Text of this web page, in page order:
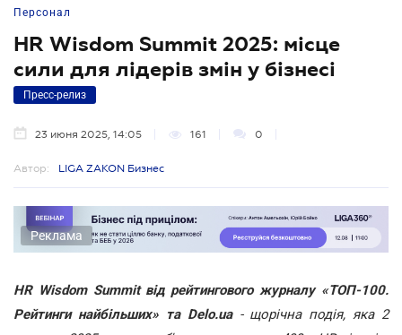
Персонал
HR Wisdom Summit 2025: місце
сили для лідерів змін у бізнесі
Пресс-релиз
23 июня 2025, 14:05 161 0
Автор: LIGA ZAKON Бизнес
Реклама
HR Wisdom Summit від рейтингового журналу «ТОП-100.
Рейтинги найбільших» та Delo.ua - щорічна подія, яка 2